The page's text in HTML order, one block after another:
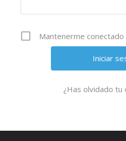
Mantenerme conectado
¿Has olvidado tu